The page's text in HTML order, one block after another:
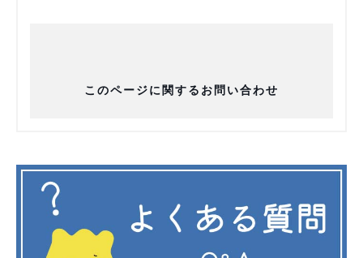
このページに関するお問い合わせ